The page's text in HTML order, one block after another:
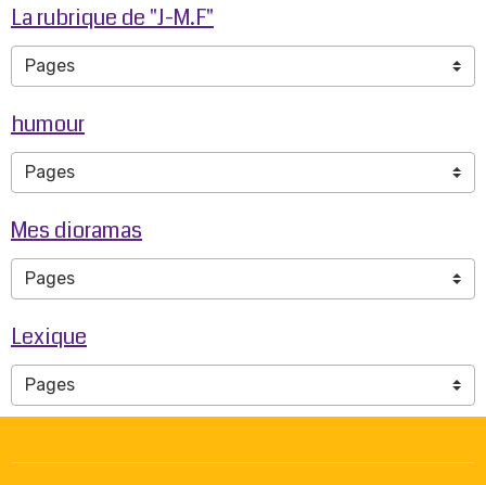
La rubrique de "J-M.F"
humour
Mes dioramas
Lexique